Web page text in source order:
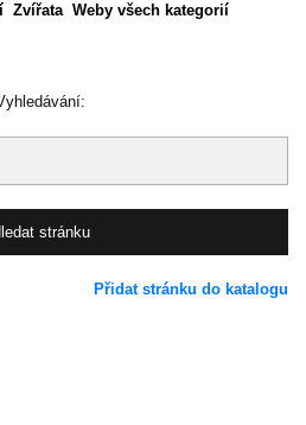
Zvířata Weby všech kategorií
Přidat stránku do katalogu